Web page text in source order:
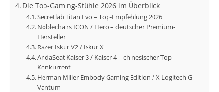
Die Top-Gaming-Stühle 2026 im Überblick
Secretlab Titan Evo – Top-Empfehlung 2026
Noblechairs ICON / Hero – deutscher Premium-
Hersteller
Razer Iskur V2 / Iskur X
AndaSeat Kaiser 3 / Kaiser 4 – chinesischer Top-
Konkurrent
Herman Miller Embody Gaming Edition / X Logitech G
Vantum